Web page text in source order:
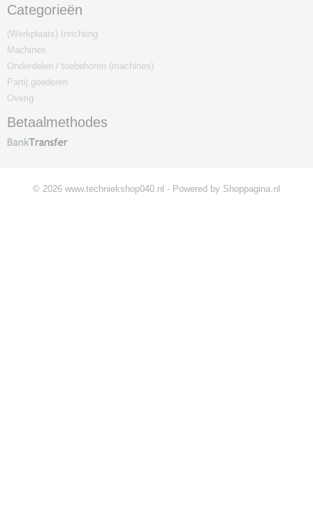
Categorieën
(Werkplaats) Inrichting
Machines
Onderdelen / toebehoren (machines)
Partij goederen
Overig
Betaalmethodes
© 2026 www.techniekshop040.nl - Powered by Shoppagina.nl